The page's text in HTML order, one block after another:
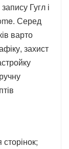
Гугл і
Серед
варто
захист